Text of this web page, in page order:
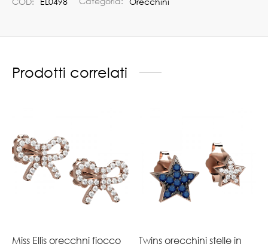
Prodotti correlati
Miss Ellis orecchni fiocco
Twins orecchini stelle in